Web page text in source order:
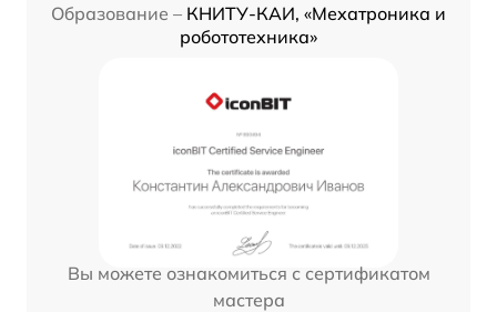
Образование – КНИТУ-КАИ, «Мехатроника и
робототехника»
Вы можете ознакомиться с сертификатом
мастера